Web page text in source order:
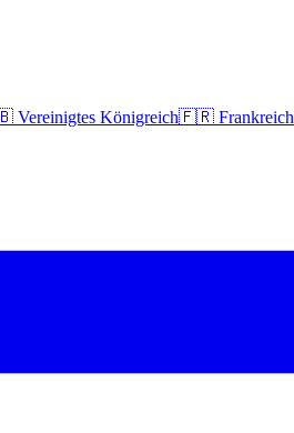
Königreich🇫🇷 Frankreich